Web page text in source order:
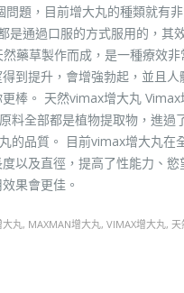
題，目前增大丸的種類就有
通過口服的方式服用的，其
藥草製作而成，是一種療效
到提升，會增強勃起，並且
棒。 天然vimax增大丸
料全部都是植物提取物，進
的品質。 目前vimax增大丸在
以及直徑，提高了性能力、
果會更佳。
大丸, MAXMAN增大丸, VIMAX增大丸, 天